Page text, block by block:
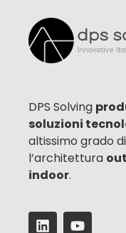
DPS Solving
soluzioni
altissimo grado
l’architettura
indoor.